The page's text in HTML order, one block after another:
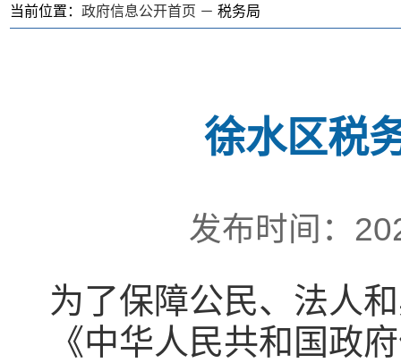
当前位置： 政府信息公开首页 － 税务局
徐水区税
发布时间：
为了保障公民、法人
《中华人民共和国政